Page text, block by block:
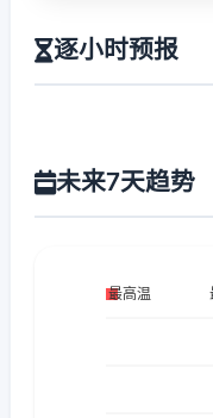
逐小时预报
未来7天趋势